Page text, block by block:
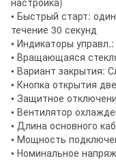
• Быстрый старт:
течение 30 секунд
• Индикаторы
• Вращающаяся
• Вариант закрытия:
• Кнопка открытия
• Защитное
• Вентилятор
• Длина основного
• Мощность
• Номинальное